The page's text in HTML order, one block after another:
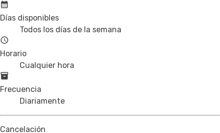
Días disponibles
Todos los días de la semana
Horario
Cualquier hora
Frecuencia
Diariamente
Cancelación